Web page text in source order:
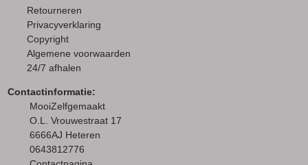
Retourneren
Privacyverklaring
Copyright
Algemene voorwaarden
24/7 afhalen
Contactinformatie:
MooiZelfgemaakt
O.L. Vrouwestraat 17
6666AJ Heteren
0643812776